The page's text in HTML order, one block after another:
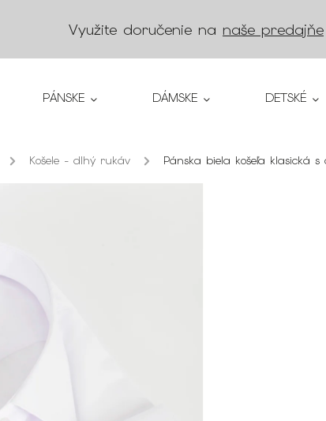
Využite doručenie na naše predajňe
PÁNSKE DÁMSKE DETSKÉ
/ Košele - dlhý rukáv / Pánska biela košeľa klasická s